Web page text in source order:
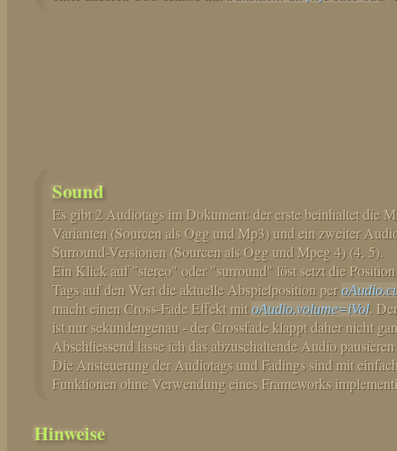
Sound
Es gibt 2 Audiotags im Dokument: der erste beinhaltet die
Varianten (Sourcen als Ogg und Mp3) und ein zweiter
Surround-Versionen (Sourcen als Ogg und Mpeg 4) (4, 5).
Ein Klick auf "stereo" oder "surround" löst setzt die
Tags auf den Wert die aktuelle Abspielposition per
macht einen Cross-Fade Effekt mitoAudio.volume=iVol.
ist nur sekundengenau - der Crossfade klappt daher nicht
Abschliessend lasse ich das abzuschaltende Audio pausieren
Die Ansteuerung der Audiotags und Fadings sind mit
Funktionen ohne Verwendung eines Frameworks
Hinweise